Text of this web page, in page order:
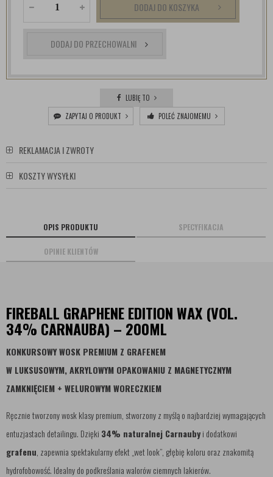
DODAJ DO KOSZYKA
DODAJ DO PRZECHOWALNI
LUBIĘ TO
ZAPYTAJ O PRODUKT
POLEĆ ZNAJOMEMU
REKLAMACJA I ZWROTY
KOSZTY WYSYŁKI
OPIS PRODUKTU SPECYFIKACJA
OPINIE KLIENTÓW
FIREBALL GRAPHENE EDITION WAX (VOL.
34% CARNAUBA) – 200ML
KONKURSOWY WOSK PREMIUM Z GRAFENEM
W LUKSUSOWYM, AKRYLOWYM OPAKOWANIU Z MAGNETYCZNYM
ZAMKNIĘCIEM + WELUROWYM WORECZKIEM
Ręcznie tworzony wosk klasy premium, stworzony z myślą o najbardziej wymagających
entuzjastach detailingu. Dzięki 34% naturalnej Carnaubyi dodatkowi
grafenu , zapewnia spektakularny efekt „wet look”, głębię koloru oraz znakomitą
hydrofobowość. Idealny do podkreślania walorów ciemnych lakierów.